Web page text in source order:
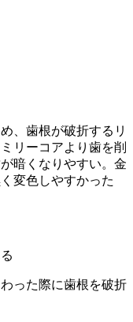
、歯根が破折するリ
リーコアより歯を削
暗くなりやすい。金
変色しやすかった
った際に歯根を破折